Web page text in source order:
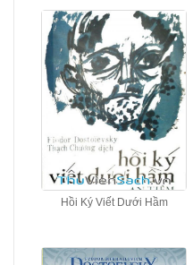
Hồi Ký Viết Dưới Hầm